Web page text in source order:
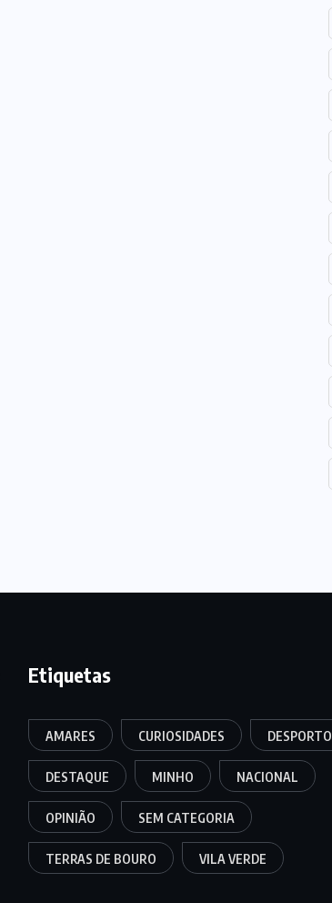
Etiquetas
AMARES CURIOSIDADES DESPORTO
DESTAQUE MINHO NACIONAL
OPINIÃO SEM CATEGORIA
TERRAS DE BOURO VILA VERDE